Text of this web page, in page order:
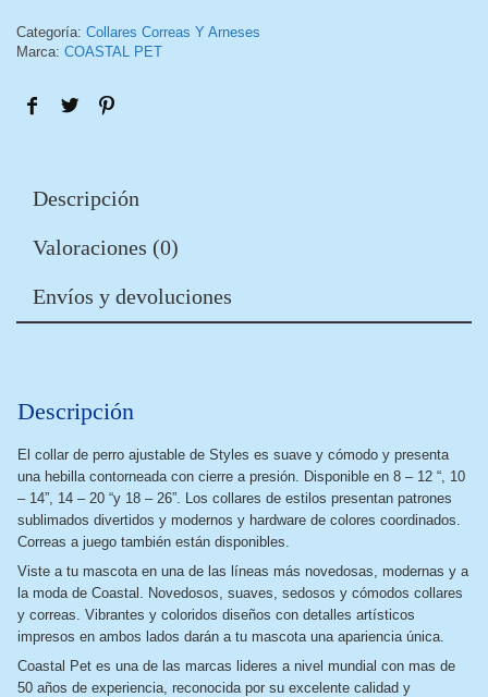
Categoría: Collares Correas Y Arneses
Marca: COASTAL PET
Descripción
Valoraciones (0)
Envíos y devoluciones
Descripción
El collar de perro ajustable de Styles es suave y cómodo y presenta
una hebilla contorneada con cierre a presión. Disponible en 8 – 12 “, 10
– 14”, 14 – 20 “y 18 – 26”. Los collares de estilos presentan patrones
sublimados divertidos y modernos y hardware de colores coordinados.
Correas a juego también están disponibles.
Viste a tu mascota en una de las líneas más novedosas, modernas y a
la moda de Coastal. Novedosos, suaves, sedosos y cómodos collares
y correas. Vibrantes y coloridos diseños con detalles artísticos
impresos en ambos lados darán a tu mascota una apariencia única.
Coastal Pet es una de las marcas lideres a nivel mundial con mas de
50 años de experiencia, reconocida por su excelente calidad y